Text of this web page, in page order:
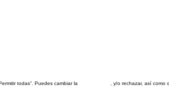
todas”. Puedes cambiar la
, y/o rechazar, así como